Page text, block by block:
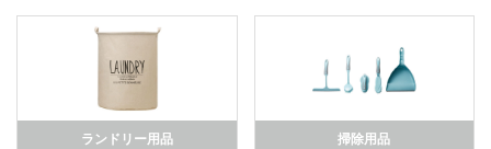
ランドリー用品 掃除用品